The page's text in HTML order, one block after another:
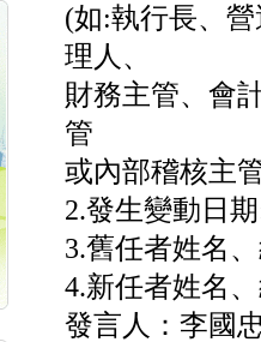
(如:執行長、
理人、
財務主管、會
管
或內部稽核主
2.發生變動日
3.舊任者姓名
4.新任者姓名
發言人：李國